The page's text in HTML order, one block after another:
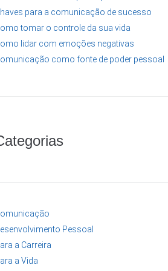
para a comunicação de sucesso
tomar o controle da sua vida
lidar com emoções negativas
como fonte de poder pessoal
Pessoal
a Carreira
a Vida